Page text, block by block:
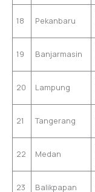
18 Pekanbaru
19 Banjarmasin
20 Lampung
21 Tangerang
22 Medan
23 Balikpapan